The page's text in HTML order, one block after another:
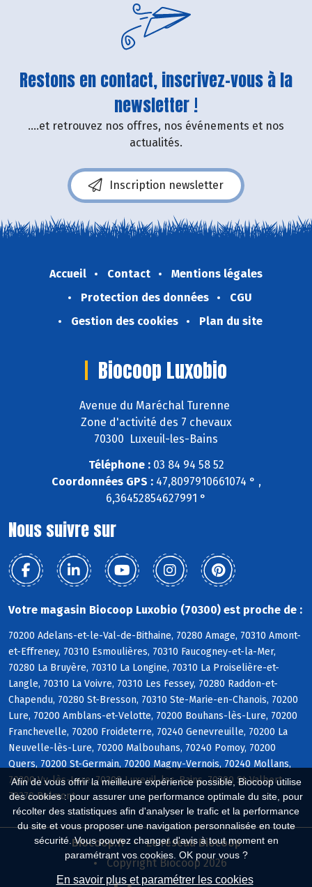
Afin de vous offrir la meilleure expérience possible, Biocoop utilise
des cookies : pour assurer une performance optimale du site, pour
récolter des statistiques afin d'analyser le trafic et la performance
du site et vous proposer une navigation personnalisée en toute
sécurité. Vous pouvez changer d'avis à tout moment en
paramétrant vos cookies. OK pour vous ?
En savoir plus et paramétrer les cookies
Restons en contact, inscrivez-vous à la
newsletter !
....et retrouvez nos offres, nos événements et nos
actualités.
Inscription newsletter
Accueil Contact
Mentions légales
Protection des données
CGU
Gestion des cookies
Plan du site
Biocoop Luxobio
Avenue du Maréchal Turenne
Zone d'activité des 7 chevaux
70300 Luxeuil-les-Bains
Téléphone :03 84 94 58 52
Coordonnées GPS :47,8097910661074 ° ,
6,36452854627991 °
Nous suivre sur
Votre magasin Biocoop Luxobio (70300) est proche de :
70200 Adelans-et-le-Val-de-Bithaine, 70280 Amage, 70310 Amont-
et-Effreney, 70310 Esmoulières, 70310 Faucogney-et-la-Mer,
70280 La Bruyère, 70310 La Longine, 70310 La Proiselière-et-
Langle, 70310 La Voivre, 70310 Les Fessey, 70280 Raddon-et-
Chapendu, 70280 St-Bresson, 70310 Ste-Marie-en-Chanois, 70200
Lure, 70200 Amblans-et-Velotte, 70200 Bouhans-lès-Lure, 70200
Franchevelle, 70200 Froideterre, 70240 Genevreuille, 70200 La
Neuvelle-lès-Lure, 70200 Malbouhans, 70240 Pomoy, 70200
Quers, 70200 St-Germain, 70200 Magny-Vernois, 70240 Mollans,
70200 Vy-lès-Lure, 70300 Luxeuil-les-Bains, 70300 St-Valbert,
70270 Belmont
Biocoop.fr
Le réseau Biocoop
Copyright Biocoop 2026